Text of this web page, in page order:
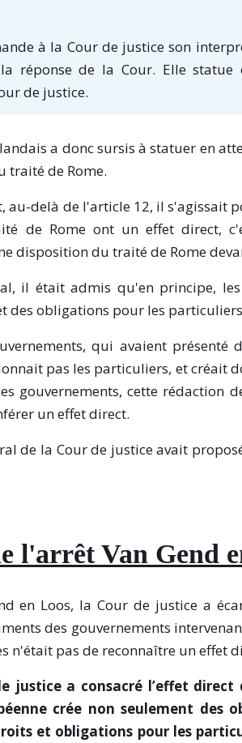
à la Cour de justice son
réponse de la Cour. Elle
de justice.
a donc sursis à statuer en
traité de Rome.
au-delà de l'article 12, il s'agissait
de Rome ont un effet direct,
disposition du traité de Rome
il était admis qu'en principe,
des obligations pour les
qui avaient présenté
pas les particuliers, et créait
gouvernements, cette
un effet direct.
de la Cour de justice avait
l'arrêt Van Gend
en Loos, la Cour de justice a
des gouvernements
n'était pas de reconnaître un effet
justice a consacré l’effet
crée non seulement des
et obligations pour les